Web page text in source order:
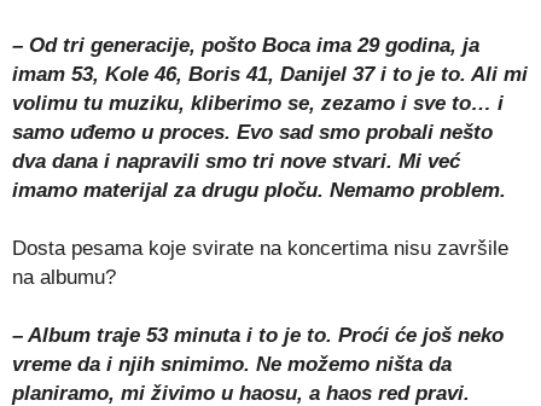
– Od tri generacije, pošto Boca ima 29 godina, ja
imam 53, Kole 46, Boris 41, Danijel 37 i to je to. Ali mi
volimu tu muziku, kliberimo se, zezamo i sve to… i
samo uđemo u proces. Evo sad smo probali nešto
dva dana i napravili smo tri nove stvari. Mi već
imamo materijal za drugu ploču. Nemamo problem.
Dosta pesama koje svirate na koncertima nisu završile
na albumu?
– Album traje 53 minuta i to je to. Proći će još neko
vreme da i njih snimimo. Ne možemo ništa da
planiramo, mi živimo u haosu, a haos red pravi.